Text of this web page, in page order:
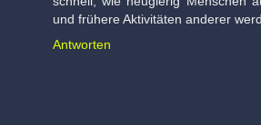
und frühere Aktivitäten anderer
Antworten